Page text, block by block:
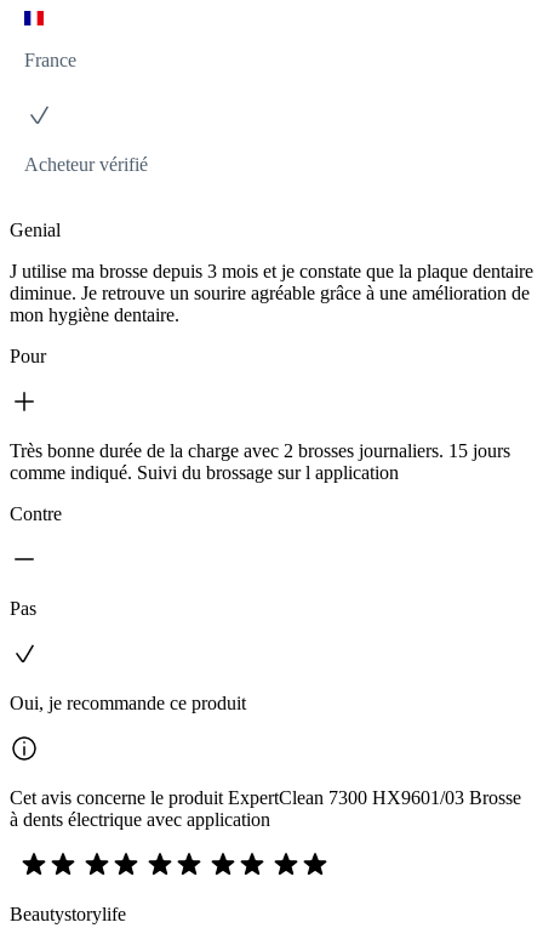
France
Acheteur vérifié
Genial
J utilise ma brosse depuis 3 mois et je constate que la plaque dentaire
diminue. Je retrouve un sourire agréable grâce à une amélioration de
mon hygiène dentaire.
Pour
Très bonne durée de la charge avec 2 brosses journaliers. 15 jours
comme indiqué. Suivi du brossage sur l application
Contre
Pas
Oui, je recommande ce produit
Cet avis concerne le produit ExpertClean 7300 HX9601/03 Brosse
à dents électrique avec application
Beautystorylife